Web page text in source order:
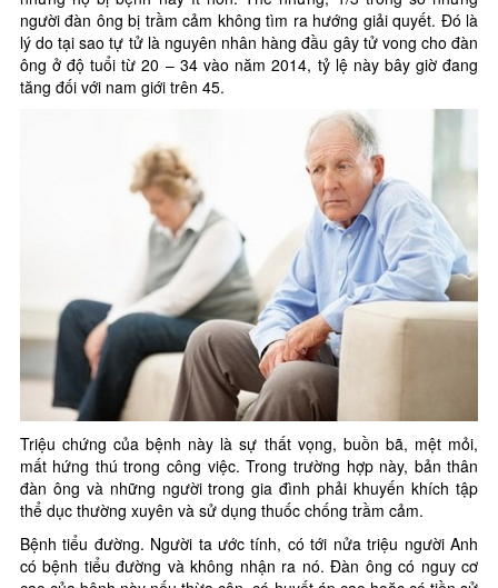
người đàn ông bị trầm cảm không tìm ra hướng giải quyết. Đó là
lý do tại sao tự tử là nguyên nhân hàng đầu gây tử vong cho đàn
ông ở độ tuổi từ 20 – 34 vào năm 2014, tỷ lệ này bây giờ đang
tăng đối với nam giới trên 45.
Triệu chứng của bệnh này là sự thất vọng, buồn bã, mệt mỏi,
mất hứng thú trong công việc. Trong trường hợp này, bản thân
đàn ông và những người trong gia đình phải khuyến khích tập
thể dục thường xuyên và sử dụng thuốc chống trầm cảm.
Bệnh tiểu đường. Người ta ước tính, có tới nửa triệu người Anh
có bệnh tiểu đường và không nhận ra nó. Đàn ông có nguy cơ